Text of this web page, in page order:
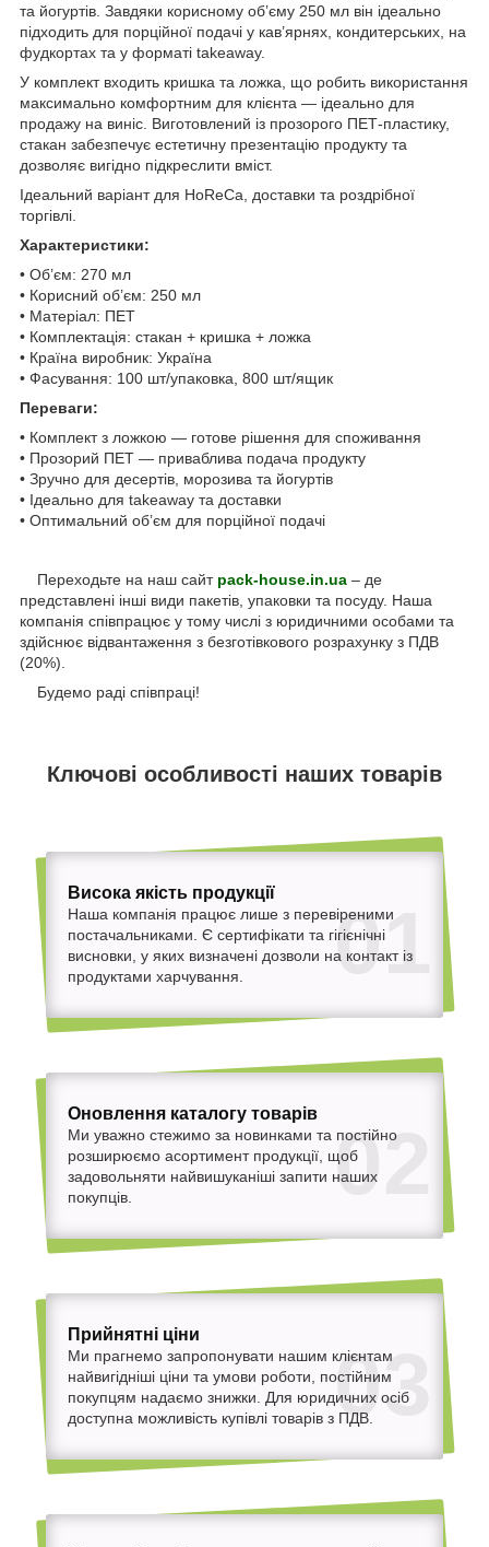
та йогуртів. Завдяки корисному об’єму 250 мл він ідеально
підходить для порційної подачі у кав’ярнях, кондитерських, на
фудкортах та у форматі takeaway.
У комплект входить кришка та ложка, що робить використання
максимально комфортним для клієнта — ідеально для
продажу на виніс. Виготовлений із прозорого ПЕТ-пластику,
стакан забезпечує естетичну презентацію продукту та
дозволяє вигідно підкреслити вміст.
Ідеальний варіант для HoReCa, доставки та роздрібної
торгівлі.
Характеристики:
• Об’єм: 270 мл
• Корисний об’єм: 250 мл
• Матеріал: ПЕТ
• Комплектація: стакан + кришка + ложка
• Країна виробник: Україна
• Фасування: 100 шт/упаковка, 800 шт/ящик
Переваги:
• Комплект з ложкою — готове рішення для споживання
• Прозорий ПЕТ — приваблива подача продукту
• Зручно для десертів, морозива та йогуртів
• Ідеально для takeaway та доставки
• Оптимальний об’єм для порційної подачі
Переходьте на наш сайт pack-house.in.ua – де
представлені інші види пакетів, упаковки та посуду. Наша
компанія співпрацює у тому числі з юридичними особами та
здійснює відвантаження з безготівкового розрахунку з ПДВ
(20%).
Будемо раді співпраці!
Ключові особливості наших товарів
01
Висока якість продукції
Наша компанія працює лише з перевіреними
постачальниками. Є сертифікати та гігієнічні
висновки, у яких визначені дозволи на контакт із
продуктами харчування.
02
Оновлення каталогу товарів
Ми уважно стежимо за новинками та постійно
розширюємо асортимент продукції, щоб
задовольняти найвишуканіші запити наших
покупців.
03
Прийнятні ціни
Ми прагнемо запропонувати нашим клієнтам
найвигідніші ціни та умови роботи, постійним
покупцям надаємо знижки. Для юридичних осіб
доступна можливість купівлі товарів з ПДВ.